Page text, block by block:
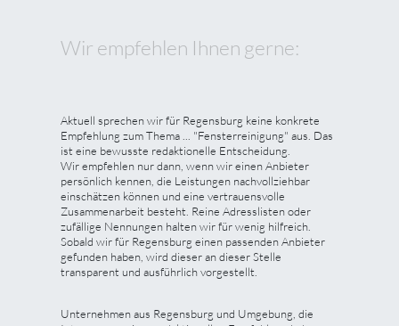
Wir empfehlen Ihnen gerne:
Aktuell sprechen wir für Regensburg keine konkrete
Empfehlung zum Thema ... "Fensterreinigung" aus. Das
ist eine bewusste redaktionelle Entscheidung.
Wir empfehlen nur dann, wenn wir einen Anbieter
persönlich kennen, die Leistungen nachvollziehbar
einschätzen können und eine vertrauensvolle
Zusammenarbeit besteht. Reine Adresslisten oder
zufällige Nennungen halten wir für wenig hilfreich.
Sobald wir für Regensburg einen passenden Anbieter
gefunden haben, wird dieser an dieser Stelle
transparent und ausführlich vorgestellt.
Unternehmen aus Regensburg und Umgebung, die